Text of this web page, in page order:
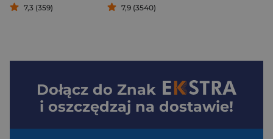
7,3 (359) 7,9 (3540)
Dołącz do Znak
i oszczędzaj na dostawie!